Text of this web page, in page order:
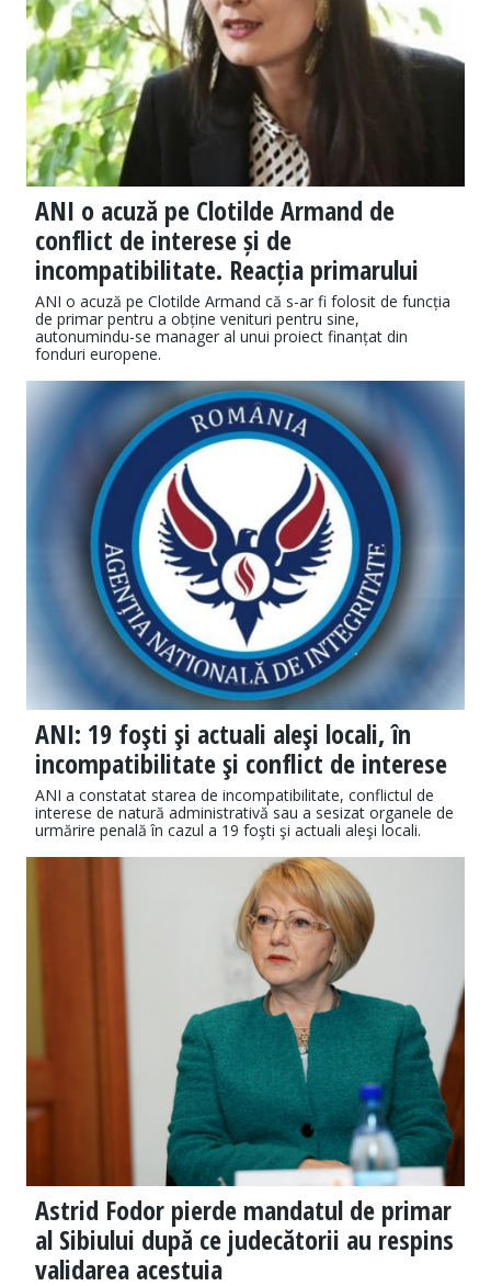
ANI o acuză pe Clotilde Armand de
conflict de interese și de
incompatibilitate. Reacția primarului
ANI o acuză pe Clotilde Armand că s-ar fi folosit de funcția
de primar pentru a obține venituri pentru sine,
autonumindu-se manager al unui proiect finanțat din
fonduri europene.
ANI: 19 foşti şi actuali aleşi locali, în
incompatibilitate şi conflict de interese
ANI a constatat starea de incompatibilitate, conflictul de
interese de natură administrativă sau a sesizat organele de
urmărire penală în cazul a 19 foşti şi actuali aleşi locali.
Astrid Fodor pierde mandatul de primar
al Sibiului după ce judecătorii au respins
validarea acestuia